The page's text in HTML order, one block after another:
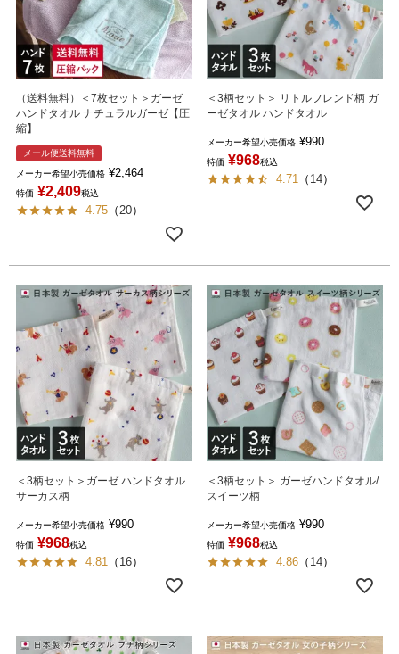
（送料無料）＜7枚セット＞ガーゼ
ハンドタオル ナチュラルガーゼ【圧
縮】
メール便送料無料
メーカー希望小売価格 ¥2,464
特価 ¥2,409税込
4.75 （ 20）
＜3柄セット＞ リトルフレンド柄 ガ
ーゼタオル ハンドタオル
メーカー希望小売価格 ¥990
特価 ¥968税込
4.71 （ 14）
＜3柄セット＞ガーゼ ハンドタオル
サーカス柄
メーカー希望小売価格 ¥990
特価 ¥968税込
4.81 （ 16）
＜3柄セット＞ ガーゼハンドタオル/
スイーツ柄
メーカー希望小売価格 ¥990
特価 ¥968税込
4.86 （ 14）